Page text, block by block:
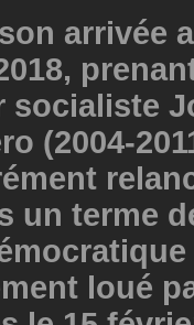
arrivée
socialiste
(2004-
un terme
loué